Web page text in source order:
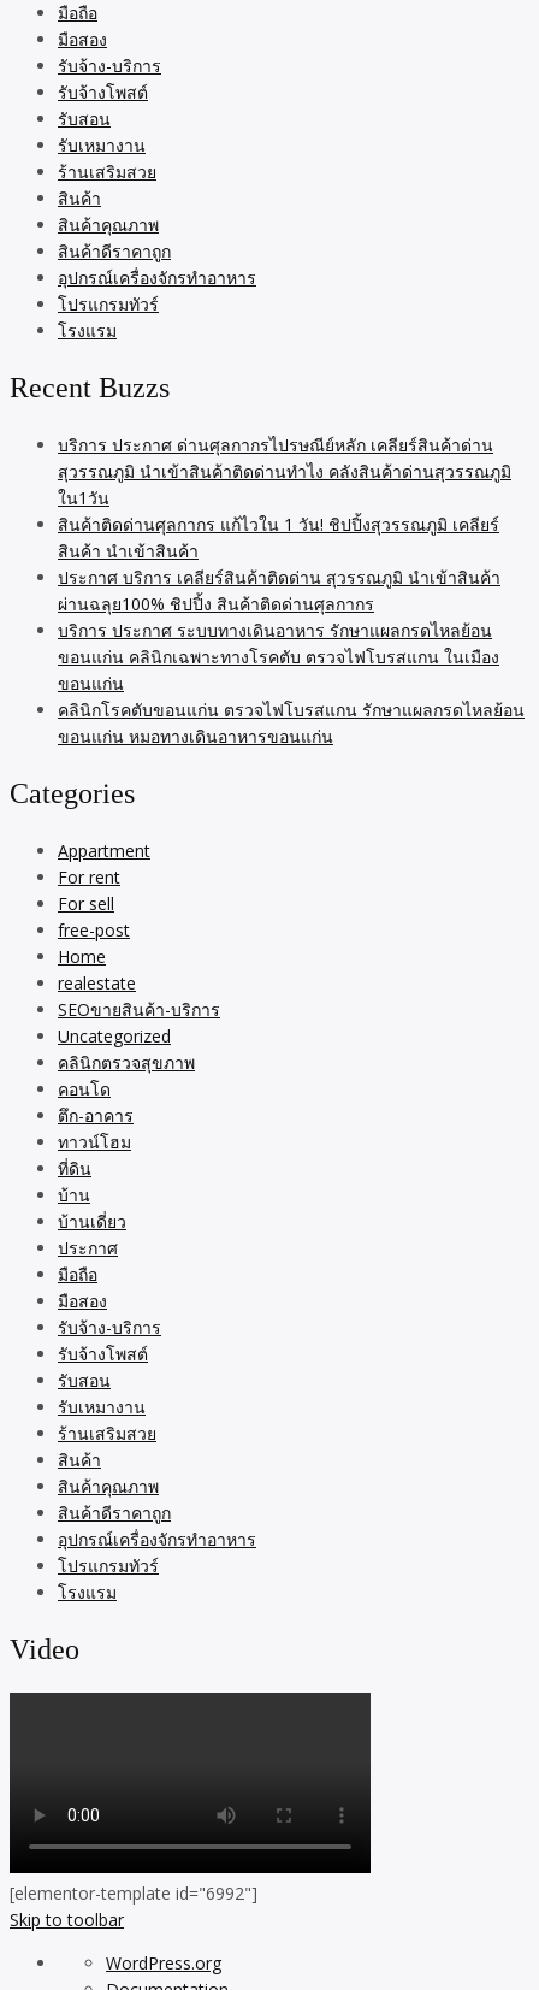
มือถือ
มือสอง
รับจ้าง-บริการ
รับจ้างโพสต์
รับสอน
รับเหมางาน
ร้านเสริมสวย
สินค้า
สินค้าคุณภาพ
สินค้าดีราคาถูก
อุปกรณ์เครื่องจักรทำอาหาร
โปรแกรมทัวร์
โรงแรม
Recent Buzzs
บริการ ประกาศ ด่านศุลกากรไปรษณีย์หลัก เคลียร์สินค้าด่าน
สุวรรณภูมิ นำเข้าสินค้าติดด่านทำไง คลังสินค้าด่านสุวรรณภูมิ
ใน1วัน
สินค้าติดด่านศุลกากร แก้ไวใน 1 วัน! ชิปปิ้งสุวรรณภูมิ เคลียร์
สินค้า นำเข้าสินค้า
ประกาศ บริการ เคลียร์สินค้าติดด่าน สุวรรณภูมิ นำเข้าสินค้า
ผ่านฉลุย100% ชิปปิ้ง สินค้าติดด่านศุลกากร
บริการ ประกาศ ระบบทางเดินอาหาร รักษาแผลกรดไหลย้อน
ขอนแก่น คลินิกเฉพาะทางโรคตับ ตรวจไฟโบรสแกน ในเมือง
ขอนแก่น
คลินิกโรคตับขอนแก่น ตรวจไฟโบรสแกน รักษาแผลกรดไหลย้อน
ขอนแก่น หมอทางเดินอาหารขอนแก่น
Categories
Appartment
For rent
For sell
free-post
Home
realestate
SEOขายสินค้า-บริการ
Uncategorized
คลินิกตรวจสุขภาพ
คอนโด
ตึก-อาคาร
ทาวน์โฮม
ที่ดิน
บ้าน
บ้านเดี่ยว
ประกาศ
มือถือ
มือสอง
รับจ้าง-บริการ
รับจ้างโพสต์
รับสอน
รับเหมางาน
ร้านเสริมสวย
สินค้า
สินค้าคุณภาพ
สินค้าดีราคาถูก
อุปกรณ์เครื่องจักรทำอาหาร
โปรแกรมทัวร์
โรงแรม
Video
[elementor-template id="6992"]
Skip to toolbar
About WordPress.org